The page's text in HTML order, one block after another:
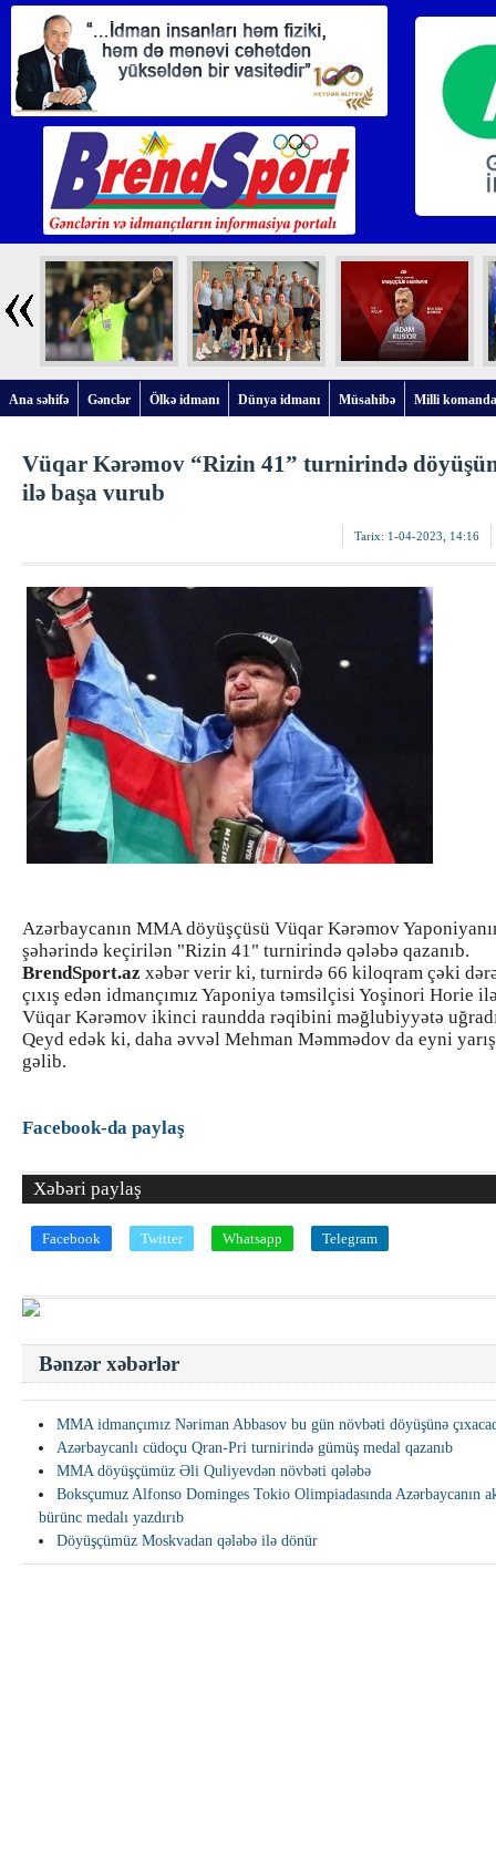
Ana səhifə Gənclər Ölkə idmanı Dünya idmanı Müsahibə Milli
Vüqar Kərəmov “Rizin 41” turnirində
ilə başa vurub
Tarix: 1-04-2023, 14:16
Azərbaycanın MMA döyüşçüsü Vüqar Kərəmov
şəhərində keçirilən "Rizin 41" turnirində qələbə qazanıb.
BrendSport.az xəbər verir ki, turnirdə 66 kiloqram çəki
çıxış edən idmançımız Yaponiya təmsilçisi Yoşinori Horie
Vüqar Kərəmov ikinci raundda rəqibini məğlubiyyətə
Qeyd edək ki, daha əvvəl Mehman Məmmədov da eyni
gəlib.
Facebook-da paylaş
Xəbəri paylaş
Facebook Twitter Whatsapp Telegram
Bənzər xəbərlər
MMA idmançımız Nəriman Abbasov bu gün növbəti döyüşünə
Azərbaycanlı cüdoçu Qran-Pri turnirində gümüş medal qazanıb
MMA döyüşçümüz Əli Quliyevdən növbəti qələbə
Boksçumuz Alfonso Dominges Tokio Olimpiadasında Azərbaycanın
bürünc medalı yazdırıb
Döyüşçümüz Moskvadan qələbə ilə dönür